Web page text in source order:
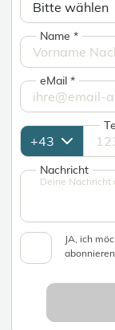
Name*
eMail*
Nachricht
JA, ich